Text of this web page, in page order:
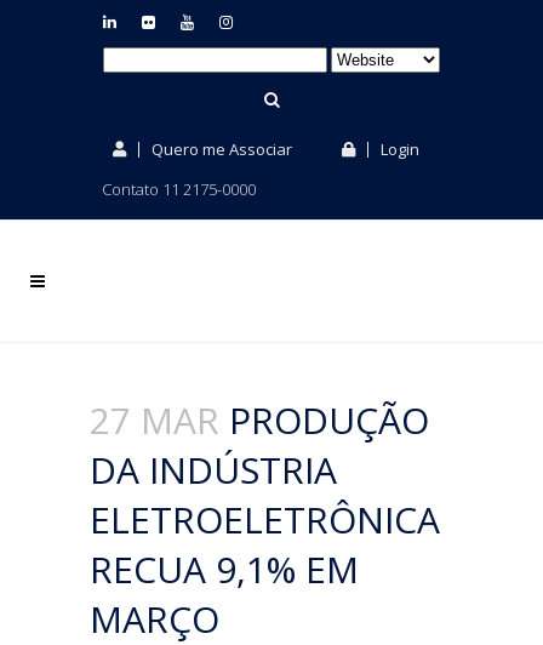
Quero me Associar
Login
Contato 11 2175-0000
27 MAR PRODUÇÃO
DA INDÚSTRIA
ELETROELETRÔNICA
RECUA 9,1% EM
MARÇO